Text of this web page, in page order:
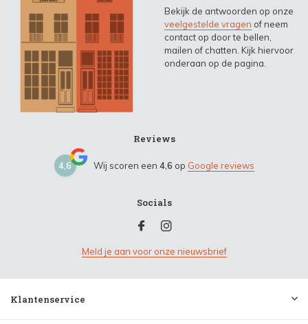
Bekijk de antwoorden op onze
veelgestelde vragen of neem
contact op door te bellen,
mailen of chatten. Kijk hiervoor
onderaan op de pagina.
Reviews
4,6 Wij scoren een 4,6 op Google reviews
Socials
Meld je aan voor onze nieuwsbrief
Klantenservice